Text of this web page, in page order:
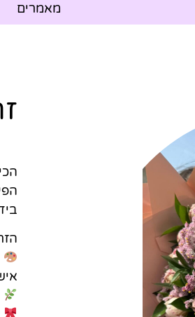
מאמרים